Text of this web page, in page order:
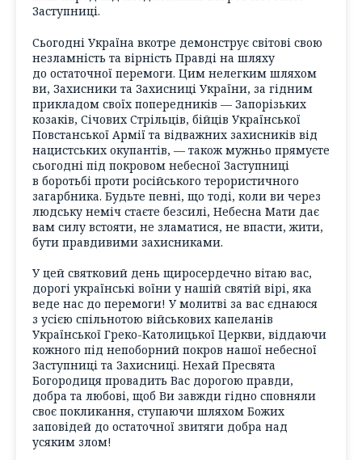
Заступниці.
Сьогодні Україна вкотре демонструє світові свою
незламність та вірність Правді на шляху
до остаточної перемоги. Цим нелегким шляхом
ви, Захисники та Захисниці України, за гідним
прикладом своїх попередників — Запорізьких
козаків, Січових Стрільців, бійців Української
Повстанської Армії та відважних захисників від
нацистських окупантів, — також мужньо прямуєте
сьогодні під покровом небесної Заступниці
в боротьбі проти російського терористичного
загарбника. Будьте певні, що тоді, коли ви через
людську неміч стаєте безсилі, Небесна Мати дає
вам силу встояти, не зламатися, не впасти, жити,
бути правдивими захисниками.
У цей святковий день щиросердечно вітаю вас,
дорогі українські воїни у нашій святій вірі, яка
веде нас до перемоги! У молитві за вас єднаюся
з усією спільнотою військових капеланів
Української Греко-Католицької Церкви, віддаючи
кожного під непоборний покров нашої небесної
Заступниці та Захисниці. Нехай Пресвята
Богородиця провадить Вас дорогою правди,
добра та любові, щоб Ви завжди гідно сповняли
своє покликання, ступаючи шляхом Божих
заповідей до остаточної звитяги добра над
усяким злом!